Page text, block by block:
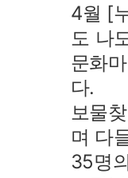
4월 [
도 나
문화
다.
보물
며 다
35명